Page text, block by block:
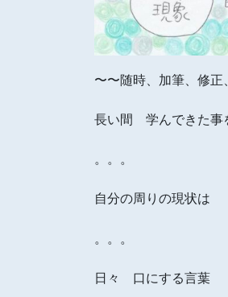
〜〜随時、加筆、修
長い間 学んできた
。。。
自分の周りの現状は
。。。
日々 口にする言葉